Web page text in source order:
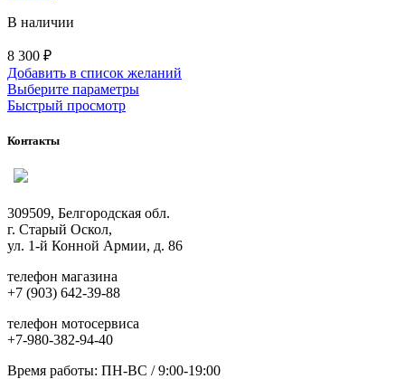
В наличии
8 300 ₽
Добавить в список желаний
Выберите параметрыЭтот
на
товара.
Быстрый просмотр
Контакты
309509, Белгородская обл.
г. Старый Оскол,
ул. 1-й Конной Армии, д. 86
телефон магазина
+7 (903) 642-39-88
телефон мотосервиса
+7-980-382-94-40
Время работы: ПН-ВС / 9:00-19:00